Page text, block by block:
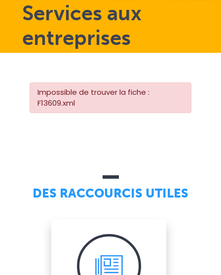
Services aux
entreprises
Impossible de trouver la fiche :
F13609.xml
DES RACCOURCIS UTILES